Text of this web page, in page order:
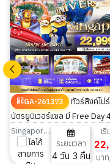
GA-261373
ทัวร์สิงค์โปร์ รวม
บัตรยูนิเวอร์แซล มี Free Day
คืน
Singapore Airlines
ระยะเวลา
4 วัน 3 คืน
เ
บา